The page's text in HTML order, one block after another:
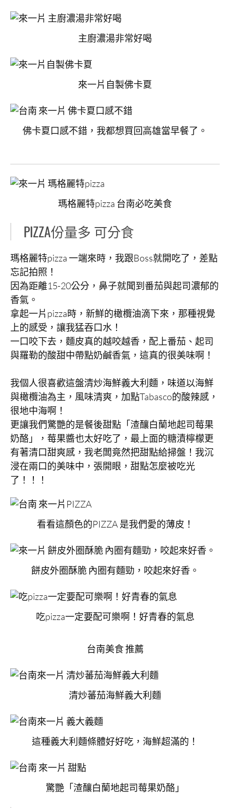
主廚濃湯非常好喝
來一片自製佛卡夏
佛卡夏口感不錯，我都想買回高雄當早餐了。
瑪格麗特pizza 台南必吃美食
PIZZA份量多 可分食
瑪格麗特pizza 一端來時，我跟Boss就開吃了，差點
忘記拍照！
因為距離15-20公分，鼻子就聞到番茄與起司濃郁的
香氣。
拿起一片pizza時，新鮮的橄欖油滴下來，那種視覺
上的感受，讓我猛吞口水！
一口咬下去，麵皮真的越咬越香，配上番茄、起司
與羅勒的酸甜中帶點奶鹹香氣，這真的很美味啊！
我個人很喜歡這盤清炒海鮮義大利麵，味道以海鮮
與橄欖油為主，風味清爽，加點Tabasco的酸辣感，
很地中海啊！
更讓我們驚艷的是餐後甜點「渣釀白蘭地起司莓果
奶酪」，莓果醬也太好吃了，最上面的糖漬檸檬更
有著清口甜爽感，我老闆竟然把甜點給掃盤！我沉
浸在兩口的美味中，張開眼，甜點怎麼被吃光
了！！！
看看這顏色的PIZZA 是我們愛的薄皮！
餅皮外圈酥脆 內圈有麵勁，咬起來好香。
吃pizza一定要配可樂啊！好青春的氣息
台南美食 推薦
清炒蕃茄海鮮義大利麵
這種義大利麵條體好好吃，海鮮超滿的！
驚艷「渣釀白蘭地起司莓果奶酪」